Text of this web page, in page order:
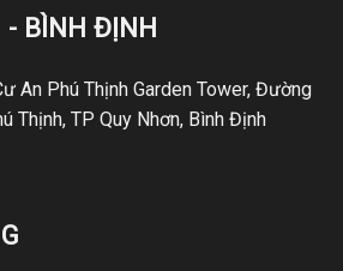
- BÌNH ĐỊNH
An Phú Thịnh Garden Tower, Đường
Thịnh, TP Quy Nhơn, Bình Định